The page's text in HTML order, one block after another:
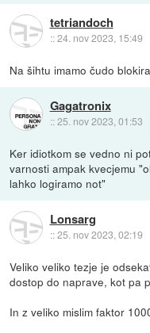
tetriandoch
::24. nov 2023, 15:49
Na šihtu imamo čudo
Gagatronix
::25. nov 2023, 01:53
Ker idiotkom se vedno ni
varnosti ampak kvecjemu
lahko logiramo not"
Lonsarg
::25. nov 2023, 02:19
Veliko veliko tezje je
dostop do naprave, kot pa
In z veliko mislim faktor